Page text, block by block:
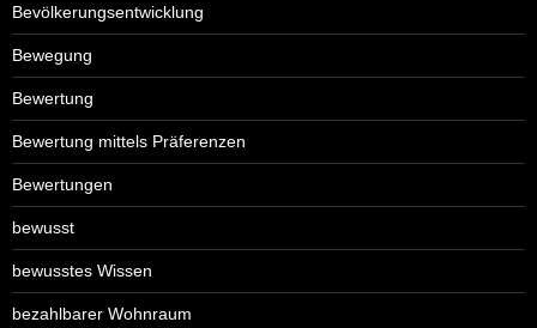
Bevölkerungsentwicklung
Bewegung
Bewertung
Bewertung mittels Präferenzen
Bewertungen
bewusst
bewusstes Wissen
bezahlbarer Wohnraum